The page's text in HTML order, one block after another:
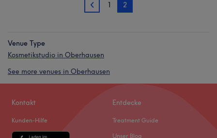
1 1 2
Venue Type
Kosmetikstudio in Oberhausen
See more venues in Oberhausen
Kontakt
Kunden-Hilfe
Entdecke
Treatment Guide
Unser Blog